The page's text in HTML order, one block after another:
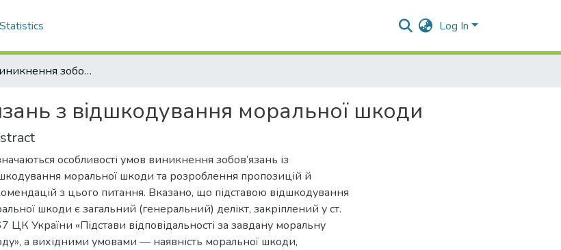
Statistics Log In
Умови виникнення зобов’язань з відшкодування моральної шкоди
з відшкодування моральної шкоди
особливості умов виникнення зобов’язань із
моральної шкоди та розроблення пропозицій й
з цього питання. Вказано, що підставою відшкодування
шкоди є загальний (генеральний) делікт, закріплений у ст.
ЦК України «Підстави відповідальності за завдану моральну
а вихідними умовами — наявність моральної шкоди,